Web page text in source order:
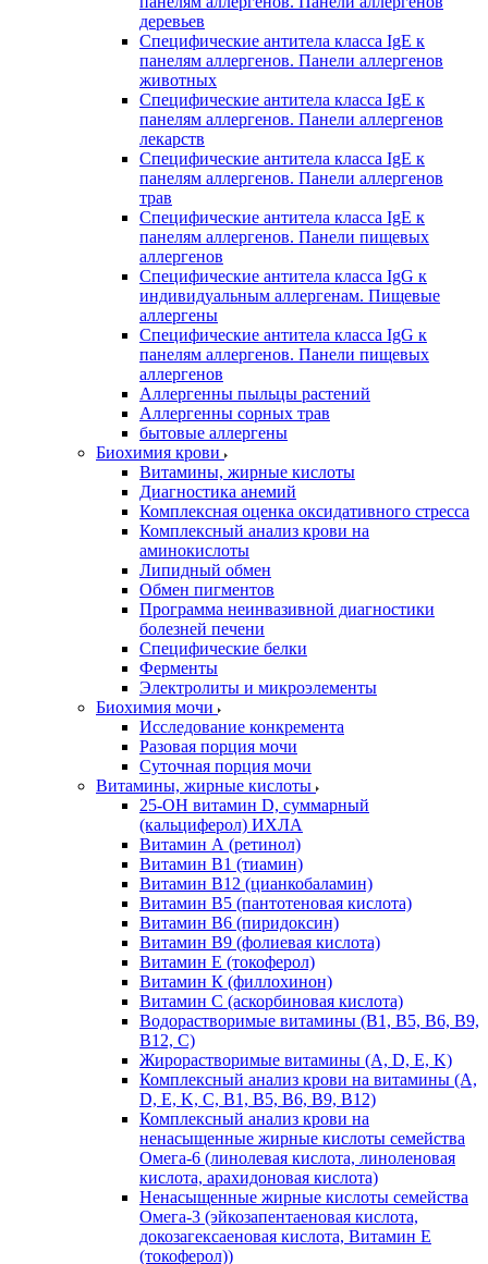
деревьев
Специфические антитела класса IgE к
панелям аллергенов. Панели аллергенов
животных
Специфические антитела класса IgE к
панелям аллергенов. Панели аллергенов
лекарств
Специфические антитела класса IgE к
панелям аллергенов. Панели аллергенов
трав
Специфические антитела класса IgE к
панелям аллергенов. Панели пищевых
аллергенов
Специфические антитела класса IgG к
индивидуальным аллергенам. Пищевые
аллергены
Специфические антитела класса IgG к
панелям аллергенов. Панели пищевых
аллергенов
Аллергенны пыльцы растений
Аллергенны сорных трав
бытовые аллергены
Биохимия крови
Витамины, жирные кислоты
Диагностика анемий
Комплексная оценка оксидативного стресса
Комплексный анализ крови на
аминокислоты
Липидный обмен
Обмен пигментов
Программа неинвазивной диагностики
болезней печени
Специфические белки
Ферменты
Электролиты и микроэлементы
Биохимия мочи
Исследование конкремента
Разовая порция мочи
Суточная порция мочи
Витамины, жирные кислоты
25-OH витамин D, суммарный
(кальциферол) ИХЛА
Витамин А (ретинол)
Витамин В1 (тиамин)
Витамин В12 (цианкобаламин)
Витамин В5 (пантотеновая кислота)
Витамин В6 (пиридоксин)
Витамин В9 (фолиевая кислота)
Витамин Е (токоферол)
Витамин К (филлохинон)
Витамин С (аскорбиновая кислота)
Водорастворимые витамины (B1, B5, B6, В9,
В12, С)
Жирорастворимые витамины (A, D, E, K)
Комплексный анализ крови на витамины (A,
D, E, K, C, B1, B5, B6, В9, B12)
Комплексный анализ крови на
ненасыщенные жирные кислоты семейства
Омега-6 (линолевая кислота, линоленовая
кислота, арахидоновая кислота)
Ненасыщенные жирные кислоты семейства
Омега-3 (эйкозапентаеновая кислота,
докозагексаеновая кислота, Витамин E
(токоферол))